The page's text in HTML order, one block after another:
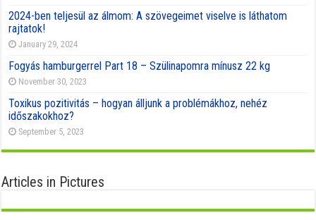
2024-ben teljesül az álmom: A szövegeimet viselve is láthatom
rajtatok!
January 29, 2024
Fogyás hamburgerrel Part 18 – Szülinapomra mínusz 22 kg
November 30, 2023
Toxikus pozitivitás – hogyan álljunk a problémákhoz, nehéz
időszakokhoz?
September 5, 2023
Articles in Pictures